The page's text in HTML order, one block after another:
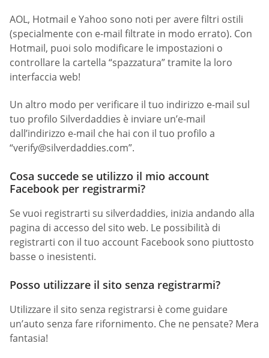
AOL, Hotmail e Yahoo sono noti per avere filtri ostili
(specialmente con e-mail filtrate in modo errato). Con
Hotmail, puoi solo modificare le impostazioni o
controllare la cartella “spazzatura” tramite la loro
interfaccia web!
Un altro modo per verificare il tuo indirizzo e-mail sul
tuo profilo Silverdaddies è inviare un’e-mail
dall’indirizzo e-mail che hai con il tuo profilo a
“verify@silverdaddies.com”.
Cosa succede se utilizzo il mio account
Facebook per registrarmi?
Se vuoi registrarti su silverdaddies, inizia andando alla
pagina di accesso del sito web. Le possibilità di
registrarti con il tuo account Facebook sono piuttosto
basse o inesistenti.
Posso utilizzare il sito senza registrarmi?
Utilizzare il sito senza registrarsi è come guidare
un’auto senza fare rifornimento. Che ne pensate? Mera
fantasia!